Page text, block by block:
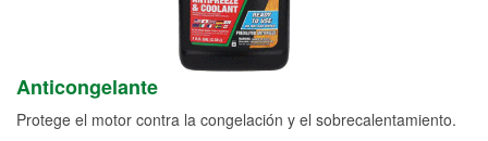
Anticongelante
Protege el motor contra la congelación y el sobrecalentamiento.